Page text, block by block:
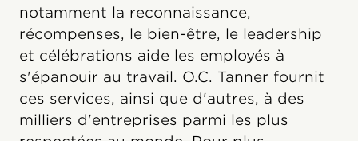
notamment la reconnaissance,
récompenses, le bien-être, le leadership
et célébrations aide les employés à
s'épanouir au travail. O.C. Tanner fournit
ces services, ainsi que d'autres, à des
milliers d'entreprises parmi les plus